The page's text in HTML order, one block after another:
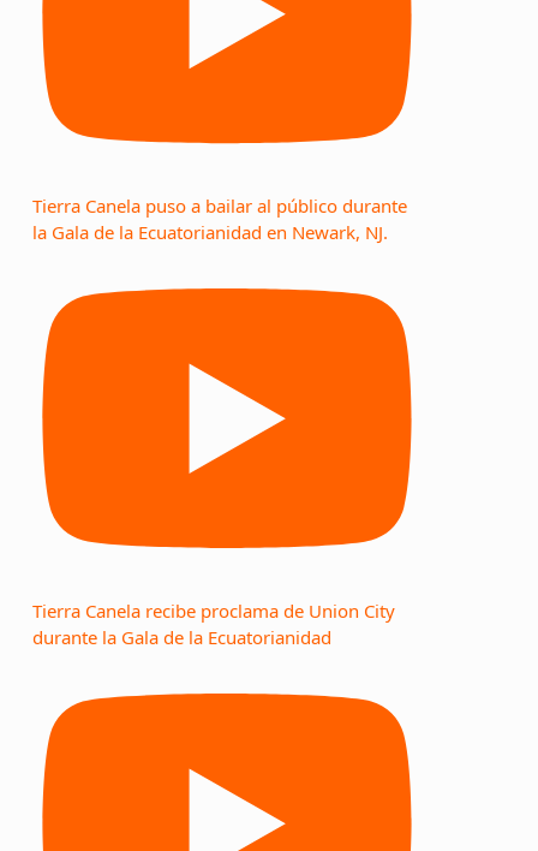
Tierra Canela puso a bailar al público durante
la Gala de la Ecuatorianidad en Newark, NJ.
Tierra Canela recibe proclama de Union City
durante la Gala de la Ecuatorianidad